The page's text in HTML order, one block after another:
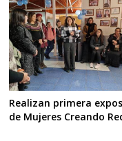
Realizan primera
de Mujeres Creando